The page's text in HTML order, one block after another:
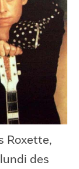
Roxette,
des